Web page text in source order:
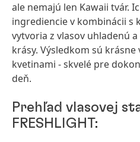
ale nemajú len Kawaii tvár.
ingrediencie v kombinácii s
vytvoria z vlasov uhladenú
krásy. Výsledkom sú krásne
kvetinami - skvelé pre
deň.
Prehľad vlasovej
FRESHLIGHT: